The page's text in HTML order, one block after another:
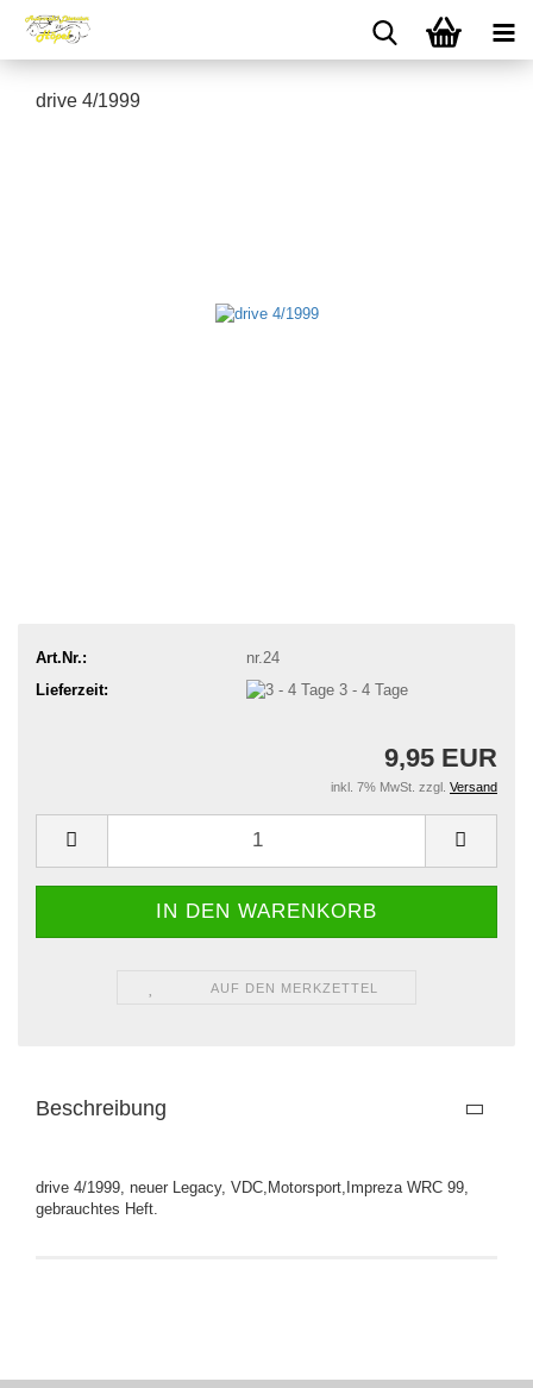
drive 4/1999
Art.Nr.:
nr.24
Lieferzeit:
3 - 4 Tage
9,95 EUR
inkl. 7% MwSt. zzgl. Versand
AUF DEN MERKZETTEL
Beschreibung
drive 4/1999, neuer Legacy, VDC,Motorsport,Impreza WRC 99,
gebrauchtes Heft.